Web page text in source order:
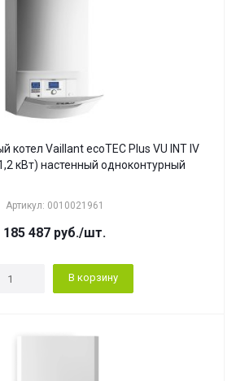
котел Vaillant ecoTEC Plus VU INT IV
кВт) настенный одноконтурный
Артикул: 0010021961
185 487 руб./шт.
В корзину